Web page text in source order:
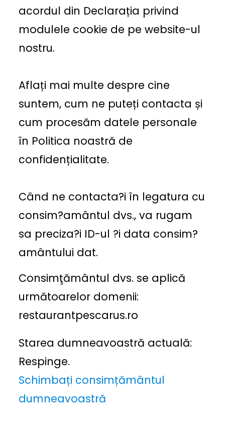
acordul din Declarația privind
modulele cookie de pe website-ul
nostru.
Aflați mai multe despre cine
suntem, cum ne puteți contacta și
cum procesăm datele personale
în Politica noastră de
confidențialitate.
Când ne contacta?i în legatura cu
consim?amântul dvs., va rugam
sa preciza?i ID-ul ?i data consim?
amântului dat.
Consimţământul dvs. se aplică
următoarelor domenii:
restaurantpescarus.ro
Starea dumneavoastră actuală:
Respinge.
Schimbați consimțământul
dumneavoastră